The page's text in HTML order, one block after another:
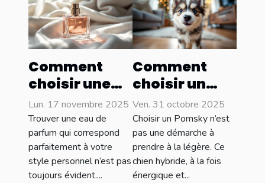
Comment
choisir une
eau de
parfum qui
complète
votre style ?
Lun. 17 novembre 2025
Trouver une eau de
parfum qui correspond
parfaitement à votre
style personnel n’est pas
toujours évident....
Comment
choisir un
Pomsky
adapté à
votre style de
vie ?
Ven. 31 octobre 2025
Choisir un Pomsky n’est
pas une démarche à
prendre à la légère. Ce
chien hybride, à la fois
énergique et...